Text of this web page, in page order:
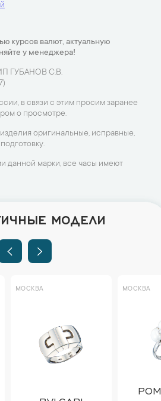
курсов валют, актуальную
у менеджера!
ГУБАНОВ С.В.
в связи с этим просим заранее
о просмотре.
оригинальные, исправные,
данной марки, все часы имеют
МОДЕЛИ
МОСКВА МОСКВА